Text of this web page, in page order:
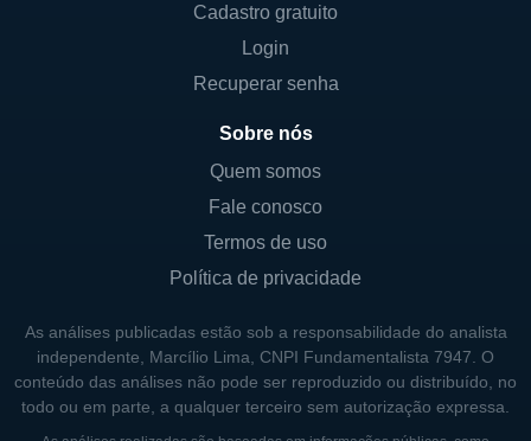
Cadastro gratuito
Login
Recuperar senha
Sobre nós
Quem somos
Fale conosco
Termos de uso
Política de privacidade
As análises publicadas estão sob a responsabilidade do analista
independente, Marcílio Lima, CNPI Fundamentalista 7947. O
conteúdo das análises não pode ser reproduzido ou distribuído, no
todo ou em parte, a qualquer terceiro sem autorização expressa.